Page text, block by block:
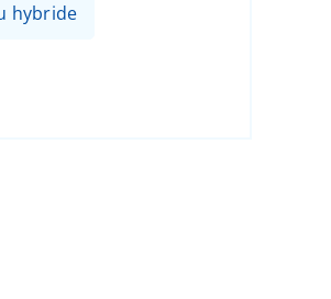
hybride